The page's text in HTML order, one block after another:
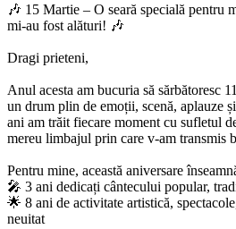
🎶 15 Martie – O seară specială pentru
mi-au fost alături! 🎶
Dragi prieteni,
Anul acesta am bucuria să sărbătoresc
un drum plin de emoții, scenă, aplauze
ani am trăit fiecare moment cu sufletul
mereu limbajul prin care v-am transmis
Pentru mine, această aniversare
🎤 3 ani dedicați cântecului popular,
🌟 8 ani de activitate artistică,
neuitat